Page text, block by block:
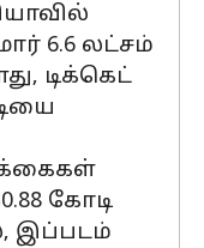
6.6 லட்சம்
டிக்கெட்
கோடி
இப்படம்